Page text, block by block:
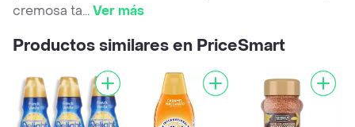
cremosa ta...Ver más
Productos similares en PriceSmart